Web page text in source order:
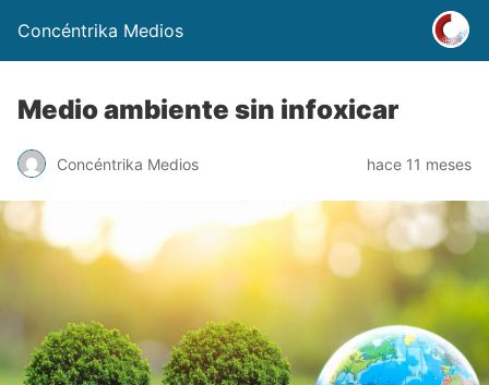
Concéntrika Medios
Medio ambiente sin infoxicar
Concéntrika Medios hace 11 meses